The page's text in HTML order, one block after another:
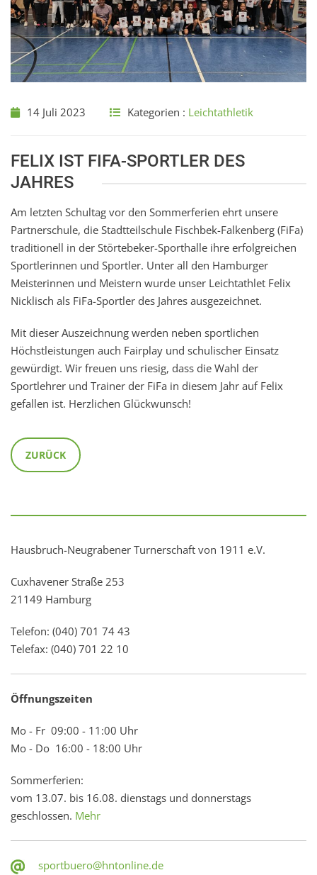
14 Juli 2023 Kategorien : Leichtathletik
FELIX IST FIFA-SPORTLER DES
JAHRES
Am letzten Schultag vor den Sommerferien ehrt unsere
Partnerschule, die Stadtteilschule Fischbek-Falkenberg (FiFa)
traditionell in der Störtebeker-Sporthalle ihre erfolgreichen
Sportlerinnen und Sportler. Unter all den Hamburger
Meisterinnen und Meistern wurde unser Leichtathlet Felix
Nicklisch als FiFa-Sportler des Jahres ausgezeichnet.
Mit dieser Auszeichnung werden neben sportlichen
Höchstleistungen auch Fairplay und schulischer Einsatz
gewürdigt. Wir freuen uns riesig, dass die Wahl der
Sportlehrer und Trainer der FiFa in diesem Jahr auf Felix
gefallen ist. Herzlichen Glückwunsch!
ZURÜCK
Hausbruch-Neugrabener Turnerschaft von 1911 e.V.
Cuxhavener Straße 253
21149 Hamburg
Telefon: (040) 701 74 43
Telefax: (040) 701 22 10
Öffnungszeiten
Mo - Fr 09:00 - 11:00 Uhr
Mo - Do 16:00 - 18:00 Uhr
Sommerferien:
vom 13.07. bis 16.08. dienstags und donnerstags
geschlossen. Mehr
sportbuero@hntonline.de